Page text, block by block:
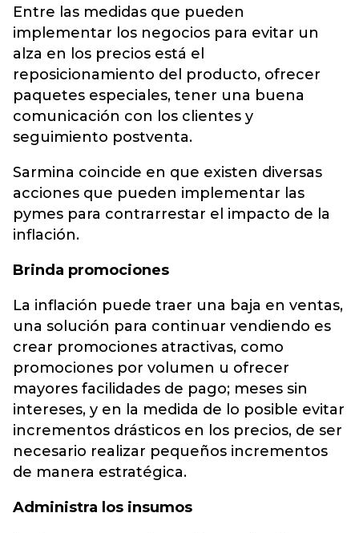
Entre las medidas que pueden
implementar los negocios para evitar un
alza en los precios está el
reposicionamiento del producto, ofrecer
paquetes especiales, tener una buena
comunicación con los clientes y
seguimiento postventa.
Sarmina coincide en que existen diversas
acciones que pueden implementar las
pymes para contrarrestar el impacto de la
inflación.
Brinda promociones
La inflación puede traer una baja en ventas,
una solución para continuar vendiendo es
crear promociones atractivas, como
promociones por volumen u ofrecer
mayores facilidades de pago; meses sin
intereses, y en la medida de lo posible evitar
incrementos drásticos en los precios, de ser
necesario realizar pequeños incrementos
de manera estratégica.
Administra los insumos